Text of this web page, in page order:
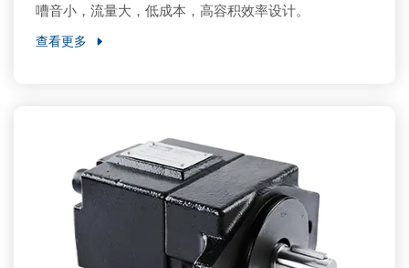
嘈音小，流量大，低成本，高容积效率设计。
查看更多